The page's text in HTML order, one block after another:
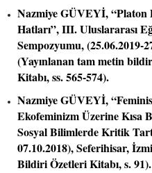
Nazmiye GÜVEYİ, “Platon
Hatları”, III. Uluslararası
Sempozyumu, (25.06.2019-
(Yayınlanan tam metin
Kitabı, ss. 565-574).
Nazmiye GÜVEYİ,
Ekofeminizm Üzerine Kısa
Sosyal Bilimlerde Kritik
07.10.2018), Seferihisar,
Bildiri Özetleri Kitabı, s. 91).